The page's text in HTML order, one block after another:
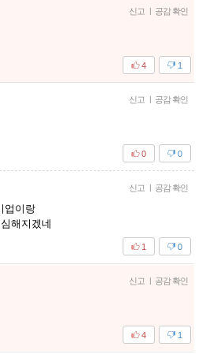
신고 | 공감 확인
1
4
신고 | 공감 확인
0
0
신고 | 공감 확인
업이랑
해지겠네
0
1
신고 | 공감 확인
1
4